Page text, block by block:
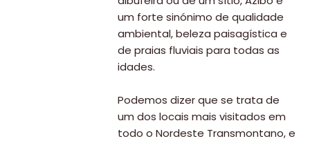
um forte sinónimo de qualidade
ambiental, beleza paisagística e
de praias fluviais para todas as
idades.
Podemos dizer que se trata de
um dos locais mais visitados em
todo o Nordeste Transmontano, e